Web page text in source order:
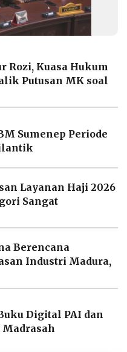
Rozi, Kuasa Hukum
Putusan MK soal
Sumenep Periode
Layanan Haji 2026
Sangat
Berencana
Industri Madura,
Digital PAI dan
Madrasah